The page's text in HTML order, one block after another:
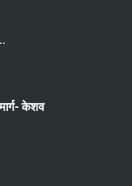
केशव